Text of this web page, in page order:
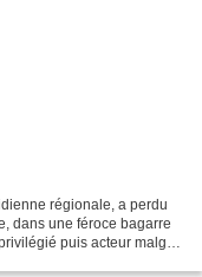
régionale, a perdu
dans une féroce bagarre
puis acteur malgré